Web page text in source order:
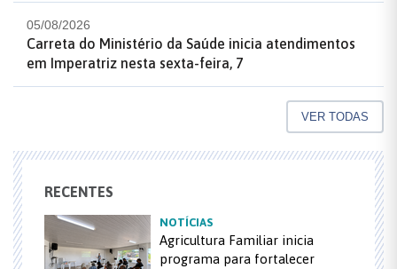
05/08/2026
Carreta do Ministério da Saúde inicia atendimentos
em Imperatriz nesta sexta-feira, 7
VER TODAS
RECENTES
NOTÍCIAS
Agricultura Familiar inicia
programa para fortalecer